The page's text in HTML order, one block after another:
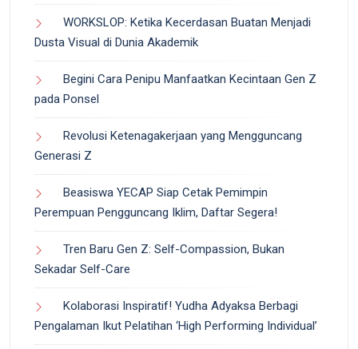
WORKSLOP: Ketika Kecerdasan Buatan Menjadi
Dusta Visual di Dunia Akademik
Begini Cara Penipu Manfaatkan Kecintaan Gen Z
pada Ponsel
Revolusi Ketenagakerjaan yang Mengguncang
Generasi Z
Beasiswa YECAP Siap Cetak Pemimpin
Perempuan Pengguncang Iklim, Daftar Segera!
Tren Baru Gen Z: Self-Compassion, Bukan
Sekadar Self-Care
Kolaborasi Inspiratif! Yudha Adyaksa Berbagi
Pengalaman Ikut Pelatihan ‘High Performing Individual’